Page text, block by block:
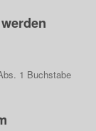
1 Buchstabe